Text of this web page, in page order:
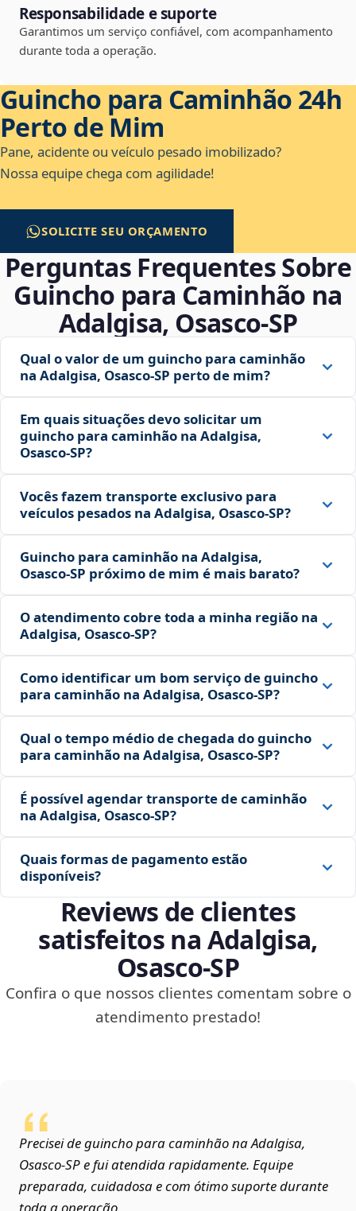
Responsabilidade e suporte
Garantimos um serviço confiável, com acompanhamento
durante toda a operação.
Guincho para Caminhão 24h
Perto de Mim
Pane, acidente ou veículo pesado imobilizado?
Nossa equipe chega com agilidade!
SOLICITE SEU ORÇAMENTO
Perguntas Frequentes Sobre
Guincho para Caminhão na
Adalgisa, Osasco‑SP
Qual o valor de um guincho para caminhão
na Adalgisa, Osasco‑SP perto de mim?
Em quais situações devo solicitar um
guincho para caminhão na Adalgisa,
Osasco‑SP?
Vocês fazem transporte exclusivo para
veículos pesados na Adalgisa, Osasco‑SP?
Guincho para caminhão na Adalgisa,
Osasco‑SP próximo de mim é mais barato?
O atendimento cobre toda a minha região na
Adalgisa, Osasco‑SP?
Como identificar um bom serviço de guincho
para caminhão na Adalgisa, Osasco‑SP?
Qual o tempo médio de chegada do guincho
para caminhão na Adalgisa, Osasco‑SP?
É possível agendar transporte de caminhão
na Adalgisa, Osasco‑SP?
Quais formas de pagamento estão
disponíveis?
Reviews de clientes
satisfeitos na Adalgisa,
Osasco‑SP
Confira o que nossos clientes comentam sobre o
atendimento prestado!
Precisei de guincho para caminhão na Adalgisa,
Osasco‑SP e fui atendida rapidamente. Equipe
preparada, cuidadosa e com ótimo suporte durante